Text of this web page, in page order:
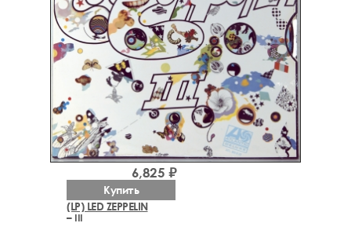
(LP) LED ZEPPELIN
– III
6,825 ₽
Купить